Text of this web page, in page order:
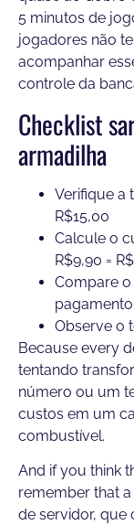
5 minutos de
jogadores não
acompanhar
controle da
Checklist
armadilha
Verifique a
R$15,00
Calcule o
R$9,90 =
Compare o
pagamento
Observe o
Because every
tentando
número ou um
custos em um
combustível.
And if you think
remember that a
de servidor, que